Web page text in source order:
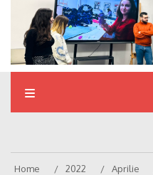
Home 2022 Aprilie